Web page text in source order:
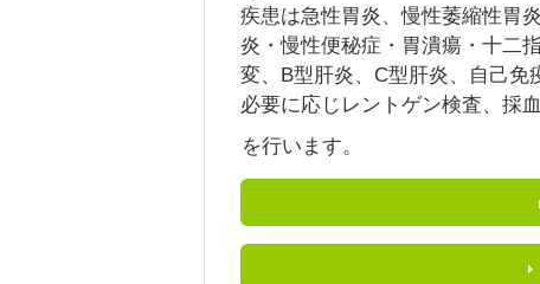
疾患は急性胃炎、慢性萎縮性胃
炎・慢性便秘症・胃潰瘍・十二
変、B型肝炎、C型肝炎、自己免
必要に応じレントゲン検査、採
を行います。